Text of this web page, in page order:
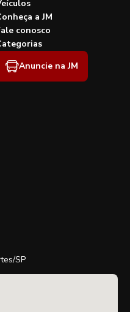
a JM
conosco
Anuncie na JM
SP